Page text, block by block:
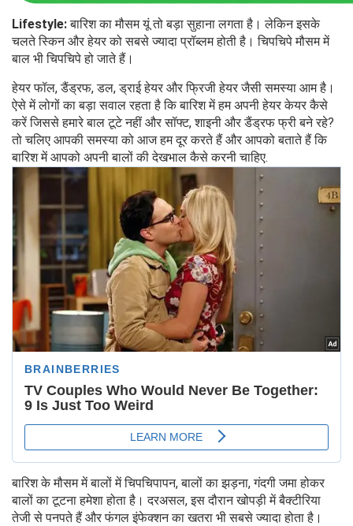
Lifestyle:बारिश का मौसम यूं तो बड़ा सुहाना लगता है। लेकिन इसके
चलते स्किन और हेयर को सबसे ज्यादा प्रॉब्लम होती है। चिपचिपे मौसम में
बाल भी चिपचिपे हो जाते हैं।
हेयर फॉल, डैंड्रफ, डल, ड्राई हेयर और फ्रिजी हेयर जैसी समस्या आम है।
ऐसे में लोगों का बड़ा सवाल रहता है कि बारिश में हम अपनी हेयर केयर कैसे
करें जिससे हमारे बाल टूटे नहीं और सॉफ्ट, शाइनी और डैंड्रफ फ्री बने रहे?
तो चलिए आपकी समस्या को आज हम दूर करते हैं और आपको बताते हैं कि
बारिश में आपको अपनी बालों की देखभाल कैसे करनी चाहिए.
बारिश के मौसम में बालों में चिपचिपापन, बालों का झड़ना, गंदगी जमा होकर
बालों का टूटना हमेशा होता है। दरअसल, इस दौरान खोपड़ी में बैक्टीरिया
तेजी से पनपते हैं और फंगल इंफेक्शन का खतरा भी सबसे ज्यादा होता है।